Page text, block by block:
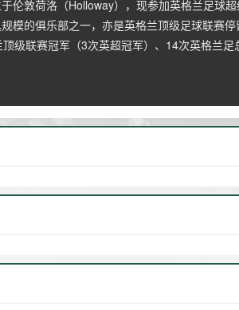
伦敦荷洛（Holloway），现参加英格兰足球
模的俱乐部之一，亦是英格兰顶级足球联赛
级联赛冠军（3次英超冠军）、14次英格兰